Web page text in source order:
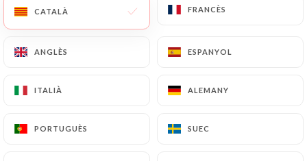
CATALÀ FRANCÈS
ANGLÈS ESPANYOL
ITALIÀ ALEMANY
PORTUGUÈS SUEC
CATALÀ FRANCÈS
ANGLÈS ESPANYOL
ITALIÀ ALEMANY
PORTUGUÈS SUEC